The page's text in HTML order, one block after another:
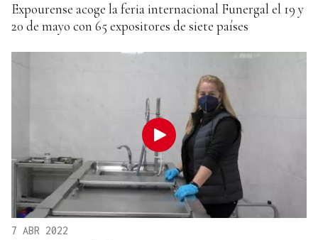
Expourense acoge la feria internacional Funergal el 19 y
20 de mayo con 65 expositores de siete países
7 ABR 2022